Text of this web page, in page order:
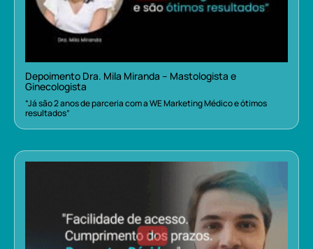
Depoimento Dra. Mila Miranda – Mastologista e
Ginecologista
“Já são 2 anos de parceria com a WE Marketing Médico e ótimos
resultados”